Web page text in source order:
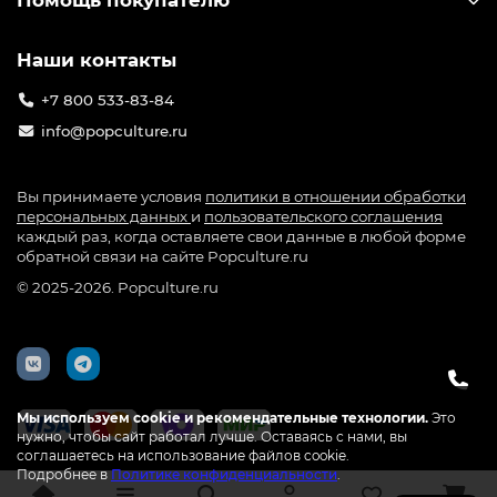
Быстрая доставка по России
Только то, что греет душу фанату
Твоя коллекция начинается здесь — с PopCulture.ru.
Мы используем cookie и рекомендательные технологии. Это
нужно, чтобы сайт работал лучше. Оставаясь с нами, вы
соглашаетесь на использование файлов cookie.
Подробнее вПолитике конфиденциальности.
Наши контакты
+7 800 533-83-84
info@popculture.ru
Вы принимаете условия политики в отношении обработки
персональных данных и пользовательского соглашения
каждый раз, когда оставляете свои данные в любой форме
обратной связи на сайте Popculture.ru
© 2025-2026. Popculture.ru